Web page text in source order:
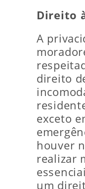
Direito
A
direito
exceto
houver
realizar
um